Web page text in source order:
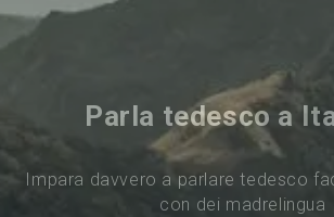
Parla tedesco a
Impara davvero a parlare tedesco
con dei madrelingua